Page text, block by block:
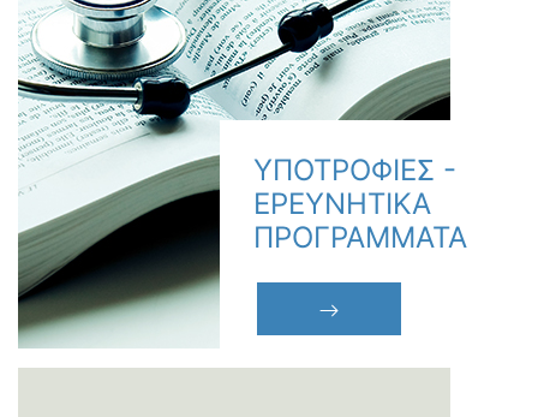
ΥΠΟΤΡΟΦΙΕΣ -
ΕΡΕΥΝΗΤΙΚΑ
ΠΡΟΓΡΑΜΜΑΤΑ